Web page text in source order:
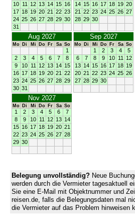
10 11 12 13 14 15 16
17 18 19 20 21 22 23
24 25 26 27 28 29 30
31
14 15 16 17 18 19 20
21 22 23 24 25 26 27
28 29 30
Aug 2027
Mo Di Mi Do Fr Sa So
1
2
3 4 5 6 7
8
9
10 11 12 13 14 15
16 17 18 19 20 21 22
23 24 25 26 27 28 29
30 31
Sep 2027
Mo Di Mi Do Fr Sa So
1 2 3 4
5
6
7 8 9 10 11
12
13 14 15 16 17 18 19
20 21 22 23 24 25 26
27 28 29 30
Nov 2027
Mo Di Mi Do Fr Sa So
1 2 3 4 5 6
7
8
9 10 11 12 13 14
15 16 17 18 19 20 21
22 23 24 25 26 27 28
29 30
Belegung unvollständig? Neue
werden durch die Vermieter tagesaktuell
Sie eine E-Mail mit Objektnummer und
reisen.de, falls die Belegungsdaten mal
die Vermieter auf das Problem hinweisen